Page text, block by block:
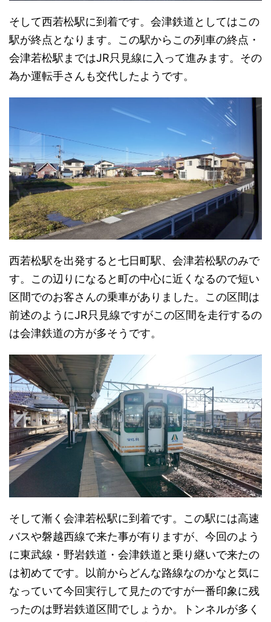
そして西若松駅に到着です。会津鉄道としてはこの
駅が終点となります。この駅からこの列車の終点・
会津若松駅まではJR只見線に入って進みます。その
為か運転手さんも交代したようです。
西若松駅を出発すると七日町駅、会津若松駅のみで
す。この辺りになると町の中心に近くなるので短い
区間でのお客さんの乗車がありました。この区間は
前述のようにJR只見線ですがこの区間を走行するの
は会津鉄道の方が多そうです。
そして漸く会津若松駅に到着です。この駅には高速
バスや磐越西線で来た事が有りますが、今回のよう
に東武線・野岩鉄道・会津鉄道と乗り継いで来たの
は初めてです。以前からどんな路線なのかなと気に
なっていて今回実行して見たのですが一番印象に残
ったのは野岩鉄道区間でしょうか。トンネルが多く